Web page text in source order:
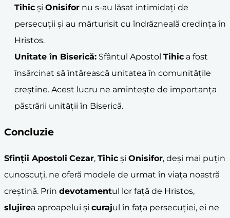
Tihic și Onisifor nu s-au lăsat intimidați de
persecuții și au mărturisit cu îndrăzneală credința în
Hristos.
Unitate în Biserică: Sfântul Apostol Tihic a fost
însărcinat să întărească unitatea în comunitățile
creștine. Acest lucru ne amintește de importanța
păstrării unității în Biserică.
Concluzie
Sfinții Apostoli Cezar, Tihic și Onisifor, deși mai puțin
cunoscuți, ne oferă modele de urmat în viața noastră
creștină. Prin devotamentul lor față de Hristos,
slujirea aproapelui și curajul în fața persecuției, ei ne